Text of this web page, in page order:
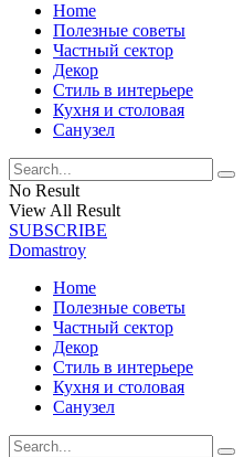
Home
Полезные советы
Частный сектор
Декор
Стиль в интерьере
Кухня и столовая
Санузел
No Result
View All Result
SUBSCRIBE
Domastroy
Home
Полезные советы
Частный сектор
Декор
Стиль в интерьере
Кухня и столовая
Санузел